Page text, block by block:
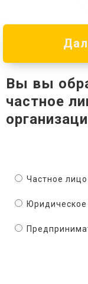
Вы вы
частное
Частное лицо
Юридическое